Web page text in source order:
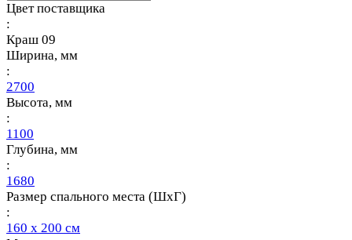
Цвет поставщика
:
Краш 09
Ширина, мм
:
2700
Высота, мм
:
1100
Глубина, мм
:
1680
Размер спального места (ШхГ)
:
160 х 200 см